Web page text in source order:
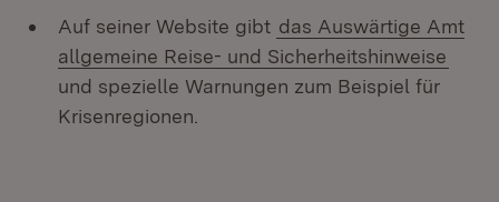
Auf seiner Website gibt das Auswärtige Amt
allgemeine Reise- und Sicherheitshinweise
und spezielle Warnungen zum Beispiel für
Krisenregionen.